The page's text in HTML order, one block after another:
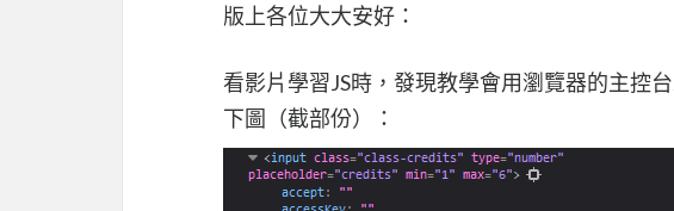
版上各位大大安好：
看影片學習JS時，發現教學會用瀏覽器的主控
下圖（截部份）：